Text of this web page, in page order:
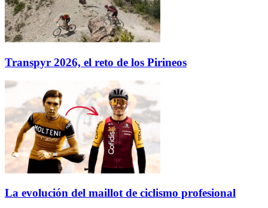
Transpyr 2026, el reto de los Pirineos
La evolución del maillot de ciclismo profesional